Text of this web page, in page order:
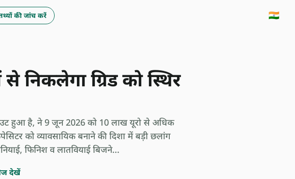
की जांच करें 🇮🇳
निकलेगा ग्रिड को स्थिर
हुआ है, ने 9 जून 2026 को 10 लाख यूरो से अधिक
को व्यावसायिक बनाने की दिशा में बड़ी छलांग
फिनिश व लातवियाई बिजने...
देखें